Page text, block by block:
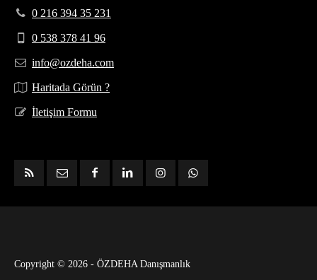
0 216 394 35 231
0 538 378 41 96
info@ozdeha.com
Haritada Görün ?
İletişim Formu
Copyright © 2026 - ÖZDEHA Danışmanlık